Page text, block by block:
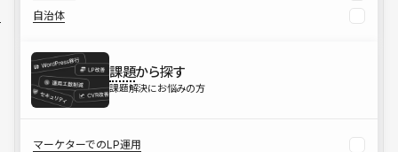
自治体
課題から探す
課題解決にお悩みの方
マーケターでのLP運用